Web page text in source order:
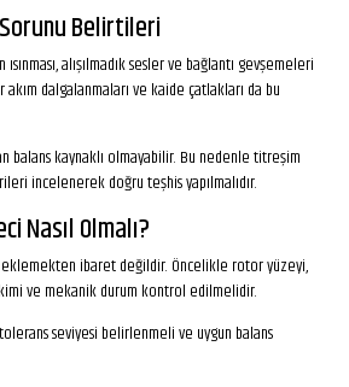
Belirtileri
alışılmadık sesler ve bağlantı gevşemeleri
dalgalanmaları ve kaide çatlakları da bu
balans kaynaklı olmayabilir. Bu nedenle titreşim
incelenerek doğru teşhis yapılmalıdır.
Nasıl Olmalı?
eklemekten ibaret değildir. Öncelikle rotor yüzeyi,
ve mekanik durum kontrol edilmelidir.
seviyesi belirlenmeli ve uygun balans